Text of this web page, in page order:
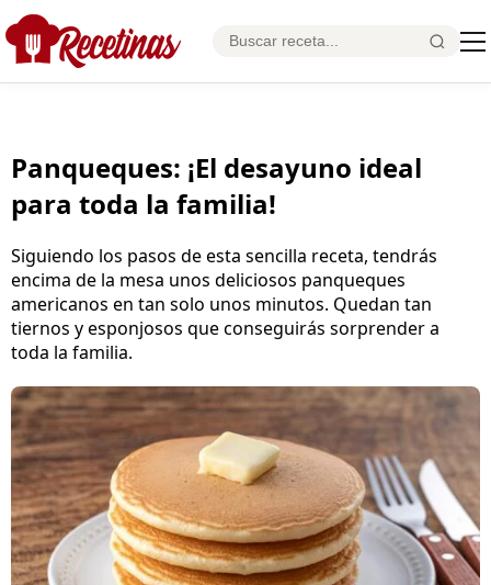
Panqueques: ¡El desayuno ideal
para toda la familia!
Siguiendo los pasos de esta sencilla receta, tendrás
encima de la mesa unos deliciosos panqueques
americanos en tan solo unos minutos. Quedan tan
tiernos y esponjosos que conseguirás sorprender a
toda la familia.